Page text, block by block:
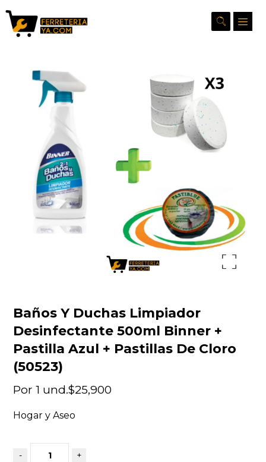
Ampliar la imagen
Baños Y Duchas Limpiador
Desinfectante 500ml Binner +
Pastilla Azul + Pastillas De Cloro
(50523)
$25,900
Por 1 und.
Hogar y Aseo
- +